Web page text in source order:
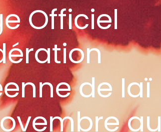
Officiel
de Iaï
au